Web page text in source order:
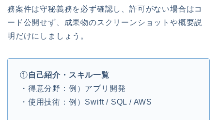
務案件は守秘義務を必ず確認し、許可がない場合はコ
ード公開せず、成果物のスクリーンショットや概要説
明だけにしましょう。
①自己紹介・スキル一覧
・得意分野：例）アプリ開発
・使用技術：例）Swift / SQL / AWS